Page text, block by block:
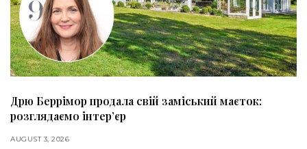
Дрю Беррімор продала свій заміський маєток:
розглядаємо інтер’єр
AUGUST 3, 2026